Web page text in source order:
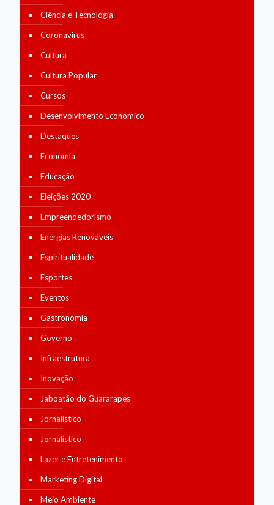
Ciência e Tecnologia
Coronavírus
Cultura
Cultura Popular
Cursos
Desenvolvimento Economico
Destaques
Economia
Educação
Eleições 2020
Empreendedorismo
Energias Renováveis
Espiritualidade
Esportes
Eventos
Gastronomia
Governo
Infraestrutura
Inovação
Jaboatão do Guararapes
Jornalístico
Jornalístico
Lazer e Entretenimento
Marketing Digital
Meio Ambiente